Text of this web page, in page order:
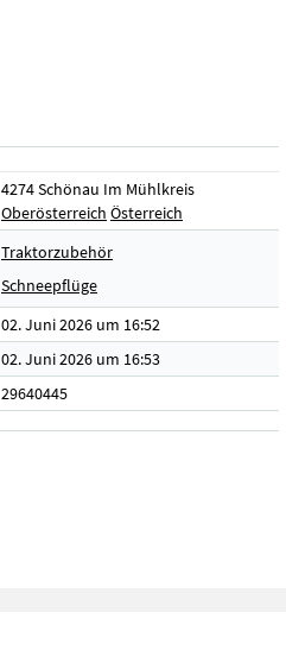
4274 Schönau Im Mühlkreis
Oberösterreich Österreich
Traktorzubehör
Schneepflüge
02. Juni 2026 um 16:52
02. Juni 2026 um 16:53
29640445